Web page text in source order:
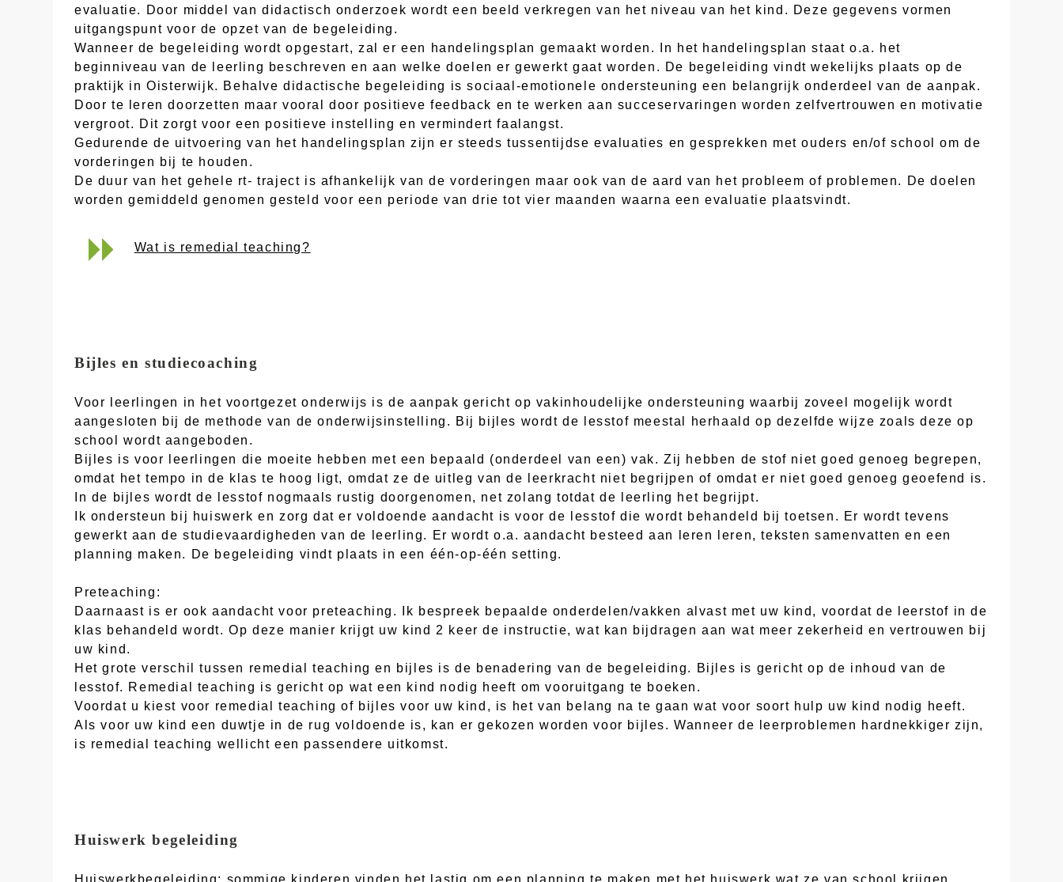
evaluatie. Door middel van didactisch onderzoek wordt een beeld verkregen van het niveau van het kind. Deze gegevens vormen
uitgangspunt voor de opzet van de begeleiding.
Wanneer de begeleiding wordt opgestart, zal er een handelingsplan gemaakt worden. In het handelingsplan staat o.a. het
beginniveau van de leerling beschreven en aan welke doelen er gewerkt gaat worden. De begeleiding vindt wekelijks plaats op de
praktijk in Oisterwijk. Behalve didactische begeleiding is sociaal-emotionele ondersteuning een belangrijk onderdeel van de aanpak.
Door te leren doorzetten maar vooral door positieve feedback en te werken aan succeservaringen worden zelfvertrouwen en motivatie
vergroot. Dit zorgt voor een positieve instelling en vermindert faalangst.
Gedurende de uitvoering van het handelingsplan zijn er steeds tussentijdse evaluaties en gesprekken met ouders en/of school om de
vorderingen bij te houden.
De duur van het gehele rt- traject is afhankelijk van de vorderingen maar ook van de aard van het probleem of problemen. De doelen
worden gemiddeld genomen gesteld voor een periode van drie tot vier maanden waarna een evaluatie plaatsvindt.
Wat is remedial teaching?
Bijles en studiecoaching
Voor leerlingen in het voortgezet onderwijs is de aanpak gericht op vakinhoudelijke ondersteuning waarbij zoveel mogelijk wordt
aangesloten bij de methode van de onderwijsinstelling. Bij bijles wordt de lesstof meestal herhaald op dezelfde wijze zoals deze op
school wordt aangeboden.
Bijles is voor leerlingen die moeite hebben met een bepaald (onderdeel van een) vak. Zij hebben de stof niet goed genoeg begrepen,
omdat het tempo in de klas te hoog ligt, omdat ze de uitleg van de leerkracht niet begrijpen of omdat er niet goed genoeg geoefend is.
In de bijles wordt de lesstof nogmaals rustig doorgenomen, net zolang totdat de leerling het begrijpt.
Ik ondersteun bij huiswerk en zorg dat er voldoende aandacht is voor de lesstof die wordt behandeld bij toetsen. Er wordt tevens
gewerkt aan de studievaardigheden van de leerling. Er wordt o.a. aandacht besteed aan leren leren, teksten samenvatten en een
planning maken. De begeleiding vindt plaats in een één-op-één setting.
Preteaching:
Daarnaast is er ook aandacht voor preteaching. Ik bespreek bepaalde onderdelen/vakken alvast met uw kind, voordat de leerstof in de
klas behandeld wordt. Op deze manier krijgt uw kind 2 keer de instructie, wat kan bijdragen aan wat meer zekerheid en vertrouwen bij
uw kind.
Het grote verschil tussen remedial teaching en bijles is de benadering van de begeleiding. Bijles is gericht op de inhoud van de
lesstof. Remedial teaching is gericht op wat een kind nodig heeft om vooruitgang te boeken.
Voordat u kiest voor remedial teaching of bijles voor uw kind, is het van belang na te gaan wat voor soort hulp uw kind nodig heeft.
Als voor uw kind een duwtje in de rug voldoende is, kan er gekozen worden voor bijles. Wanneer de leerproblemen hardnekkiger zijn,
is remedial teaching wellicht een passendere uitkomst.
Huiswerk begeleiding
Huiswerkbegeleiding: sommige kinderen vinden het lastig om een planning te maken met het huiswerk wat ze van school krijgen.